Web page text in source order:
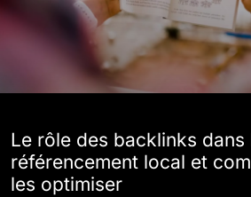
Le rôle des backlinks dans
référencement local et
les optimiser